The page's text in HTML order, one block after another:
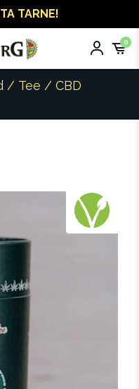
TARNE!
0
/ Tee / CBD
Vegan